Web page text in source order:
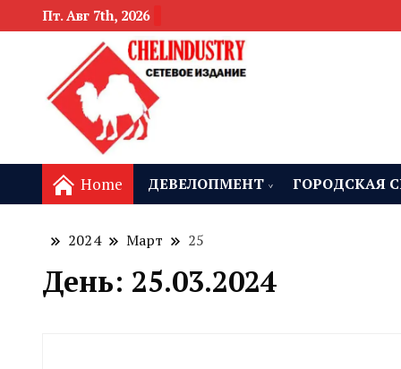
Пт. Авг 7th, 2026
Home ДЕВЕЛОПМЕНТ ГОРОДСКАЯ
2024 Март 25
День: 25.03.2024